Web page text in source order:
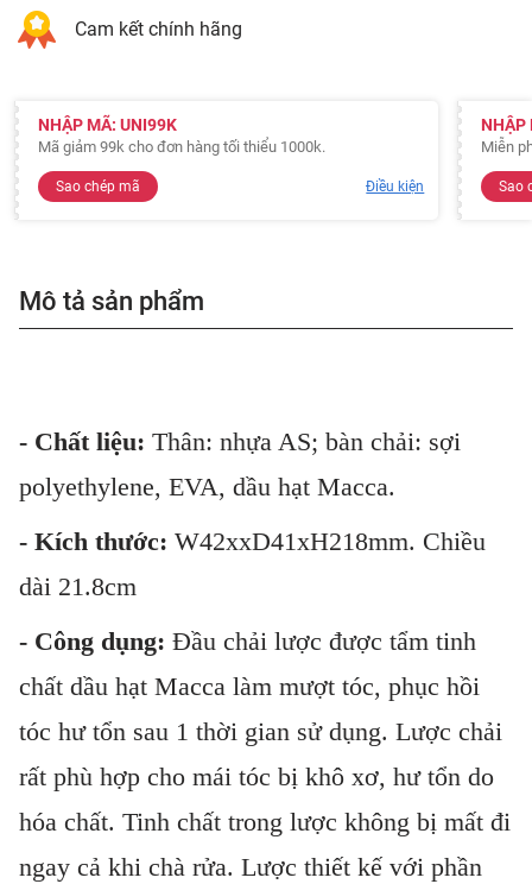
Cam kết chính hãng
NHẬP MÃ: UNI99K
Mã giảm 99k cho đơn hàng tối thiểu 1000k.
Sao chép mã Điều kiện
NHẬP
Miễn
Sao
Mô tả sản phẩm
- Chất liệu: Thân: nhựa AS; bàn chải: sợi
polyethylene, EVA, dầu hạt Macca.
- Kích thước: W42xxD41xH218mm. Chiều
dài 21.8cm
- Công dụng: Đầu chải lược được tẩm tinh
chất dầu hạt Macca làm mượt tóc, phục hồi
tóc hư tổn sau 1 thời gian sử dụng. Lược chải
rất phù hợp cho mái tóc bị khô xơ, hư tổn do
hóa chất. Tinh chất trong lược không bị mất đi
ngay cả khi chà rửa. Lược thiết kế với phần